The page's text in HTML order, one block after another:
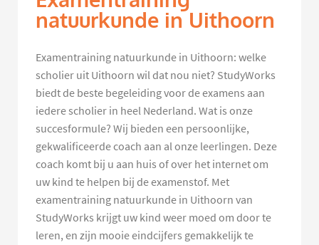
natuurkunde in Uithoorn
Examentraining natuurkunde in Uithoorn: welke
scholier uit Uithoorn wil dat nou niet? StudyWorks
biedt de beste begeleiding voor de examens aan
iedere scholier in heel Nederland. Wat is onze
succesformule? Wij bieden een persoonlijke,
gekwalificeerde coach aan al onze leerlingen. Deze
coach komt bij u aan huis of over het internet om
uw kind te helpen bij de examenstof. Met
examentraining natuurkunde in Uithoorn van
StudyWorks krijgt uw kind weer moed om door te
leren, en zijn mooie eindcijfers gemakkelijk te